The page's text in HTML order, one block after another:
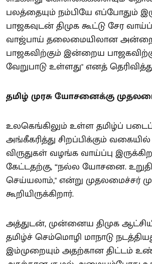
பலத்தையும் நம்பியே எப்போதும்
பாஜகவுடன் திமுக கூட்டு சேர
வாஜ்பாய் தலைமையிலான
பாஜகவிற்கும் இன்றைய
வேறுபாடு உள்ளது" எனத்
தமிழ் முரசு யோசனைக்கு
உலகெங்கிலும் உள்ள தமிழ்ப்
அங்கீகரித்து சிறப்பிக்கும் வகையில்
விருதுகள் வழங்க வாய்ப்பு
கேட்டதற்கு, “நல்ல யோசனை.
செய்யலாம்," என்று முதலமைச்சர்
கூறியிருக்கிறார்.
அத்துடன், முன்னைய திமுக
தமிழ்ச் செம்மொழி மாநாடு
இம்முறையும் அதற்கான திட்டம்